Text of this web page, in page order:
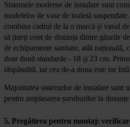
Sistemele moderne de instalare sunt
modelelor de vase de toaletă
combina cadrul de la o marcă și vasul
să țineți cont de distanța dintre găurile
de echipamente sanitare, atât națională,
doar două standarde - 18 și 23 cm.
răspândită, iar cea de-a doua este rar
Majoritatea sistemelor de instalare sunt
pentru amplasarea șuruburilor la
5. Pregătirea pentru montaj: